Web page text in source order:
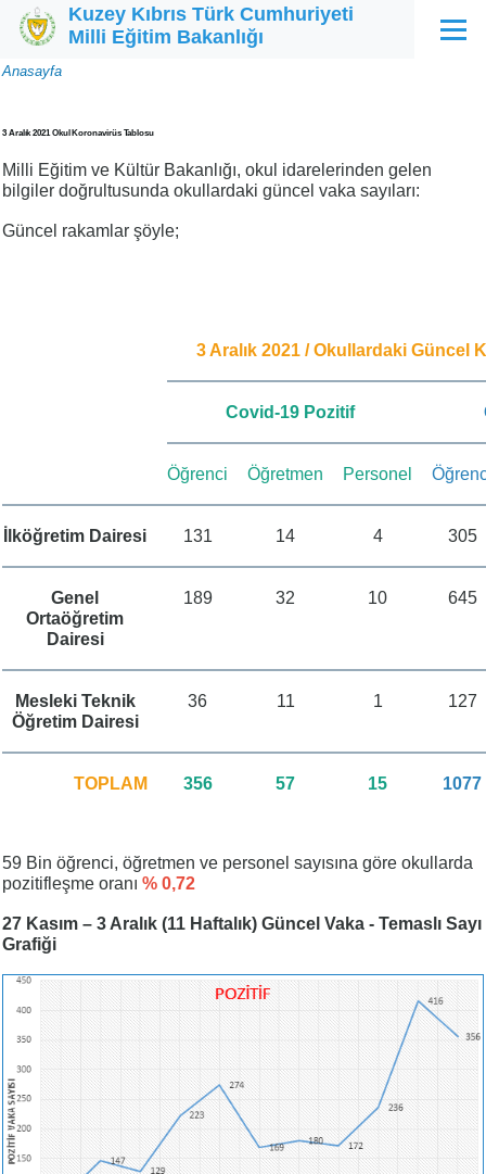
Ana içeriğe atla
Kuzey Kıbrıs Türk Cumhuriyeti
Milli Eğitim Bakanlığı
Menü
Sayfa
Anasayfa
3 Aralık 2021 Okul Koronavirüs Tablosu
Milli Eğitim ve Kültür Bakanlığı, okul idarelerinden gelen
bilgiler doğrultusunda okullardaki güncel vaka sayıları:
Güncel rakamlar şöyle;
3 Aralık 2021 / Okullardaki Güncel
Covid-19 Pozitif
Öğrenci Öğretmen Personel
İlköğretim Dairesi 131 14 4 305
Genel
Ortaöğretim
Dairesi
189 32 10 645
Mesleki Teknik
Öğretim Dairesi
36 11 1 127
TOPLAM 356 57 15 1077
59 Bin öğrenci, öğretmen ve personel sayısına göre okullarda
pozitifleşme oranı % 0,72
27 Kasım – 3 Aralık (11 Haftalık) Güncel Vaka - Temaslı Sayı
Grafiği